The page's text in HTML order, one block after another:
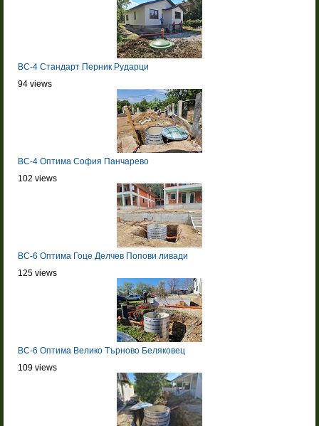
BC-4 Стандарт Перник Рударци
94 views
BC-4 Оптима София Панчарево
102 views
BC-6 Оптима Гоце Делчев Попови ливади
125 views
BC-6 Оптима Велико Търново Беляковец
109 views